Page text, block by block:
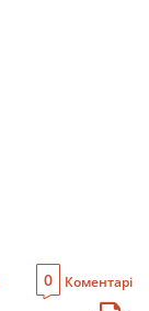
0 Коментарі